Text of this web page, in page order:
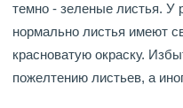
темно - зеленые листья. У
нормально листья имеют
красноватую окраску.
пожелтению листьев, а